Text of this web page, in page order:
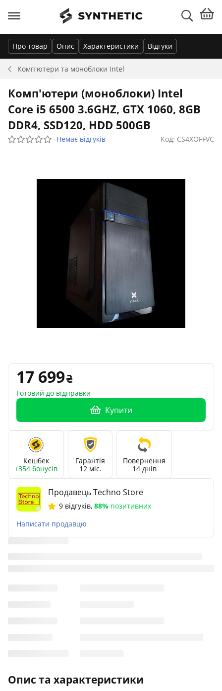
Комп'ютери та моноблоки Intel
Про товар Опис Характеристики Відгуки
Комп'ютери (моноблоки) Intel
Core i5 6500 3.6GHZ, GTX 1060, 8GB
DDR4, SSD120, HDD 500GB
Немає відгуків Код: CS4XOFFVC
17 699
Готовий до відправки
Купити
Кешбек
+354 бонусів
Гарантія
12 міс.
Повернення
14 днів
Продавець Techno Store
9 відгуків, 88% позитивних
Написати продавцю
Опис та характеристики